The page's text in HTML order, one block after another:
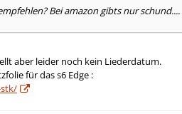
Bei amazon gibts nur schund....
aber leider noch kein Liederdatum.
für das s6 Edge :